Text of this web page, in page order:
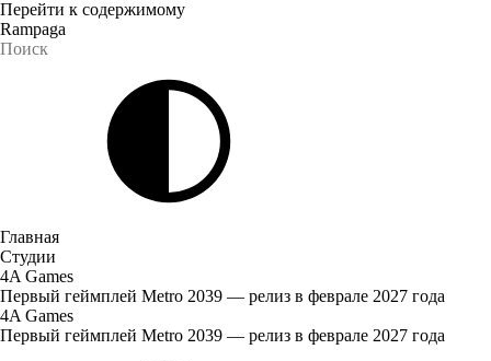
Перейти к содержимому
Rampaga
Главная
Студии
4A Games
Первый геймплей Metro 2039 — релиз в феврале 2027 года
4A Games
Первый геймплей Metro 2039 — релиз в феврале 2027 года